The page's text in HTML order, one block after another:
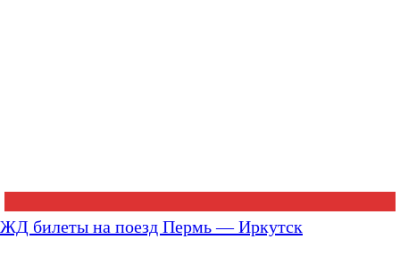
ЖД билеты на поезд Пермь — Иркутск